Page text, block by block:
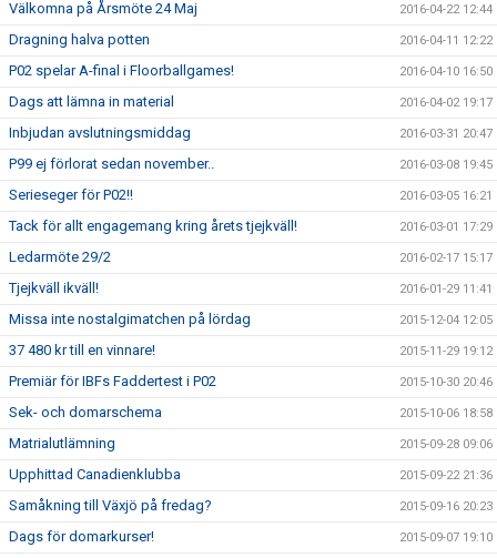
Välkomna på Årsmöte 24 Maj 2016-04-22 12:44
Dragning halva potten 2016-04-11 12:22
P02 spelar A-final i Floorballgames! 2016-04-10 16:50
Dags att lämna in material 2016-04-02 19:17
Inbjudan avslutningsmiddag 2016-03-31 20:47
P99 ej förlorat sedan november.. 2016-03-08 19:45
Serieseger för P02!! 2016-03-05 16:21
Tack för allt engagemang kring årets tjejkväll! 2016-03-01 17:29
Ledarmöte 29/2 2016-02-17 15:17
Tjejkväll ikväll! 2016-01-29 11:41
Missa inte nostalgimatchen på lördag 2015-12-04 12:05
37 480 kr till en vinnare! 2015-11-29 19:12
Premiär för IBFs Faddertest i P02 2015-10-30 20:46
Sek- och domarschema 2015-10-06 18:58
Matrialutlämning 2015-09-28 09:06
Upphittad Canadienklubba 2015-09-22 21:36
Samåkning till Växjö på fredag? 2015-09-16 20:23
Dags för domarkurser! 2015-09-07 19:10